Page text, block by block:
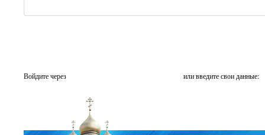
Войдите через или введите свои данные: